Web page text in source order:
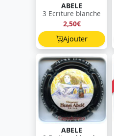
ABELE
3 Ecriture blanche
2,50€
Ajouter
ABELE